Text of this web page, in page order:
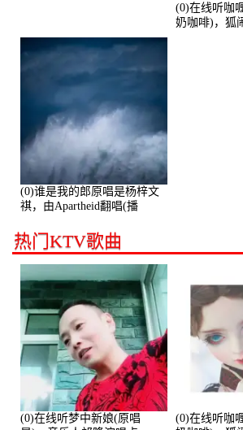
(0)在线听咖
奶咖啡)，狐
(0)谁是我的郎原唱是杨梓文
祺，由Apartheid翻唱(播
热门KTV歌曲
(0)在线听梦中新娘(原唱
(0)在线听咖